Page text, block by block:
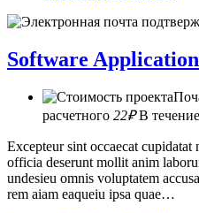
Software
расчетного 22₽В
Excepteur sint occaecat
officia deserunt mollit anim
undesieu omnis voluptatem
rem aiam eaqueiu ipsa quae…